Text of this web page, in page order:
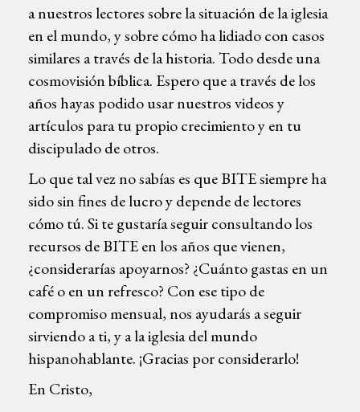
a nuestros lectores sobre la situación de la iglesia
en el mundo, y sobre cómo ha lidiado con casos
similares a través de la historia. Todo desde una
cosmovisión bíblica. Espero que a través de los
años hayas podido usar nuestros videos y
artículos para tu propio crecimiento y en tu
discipulado de otros.
Lo que tal vez no sabías es que BITE siempre ha
sido sin fines de lucro y depende de lectores
cómo tú. Si te gustaría seguir consultando los
recursos de BITE en los años que vienen,
¿considerarías apoyarnos? ¿Cuánto gastas en un
café o en un refresco? Con ese tipo de
compromiso mensual, nos ayudarás a seguir
sirviendo a ti, y a la iglesia del mundo
hispanohablante. ¡Gracias por considerarlo!
En Cristo,